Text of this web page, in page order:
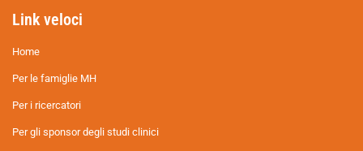
Link veloci
Home
Per le famiglie MH
Per i ricercatori
Per gli sponsor degli studi clinici